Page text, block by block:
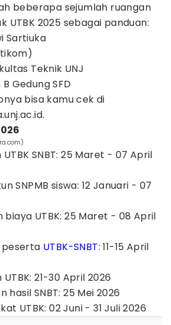
beberapa sejumlah ruangan
UTBK 2025 sebagai panduan:
Sartiuka
Teknik UNJ
Gedung SFD
bisa kamu cek di
SNBT: 25 Maret - 07 April
SNPMB siswa: 12 Januari - 07
biaya UTBK: 25 Maret - 08 April
peserta UTBK-SNBT: 11-15 April
21-30 April 2026
hasil SNBT: 25 Mei 2026
UTBK: 02 Juni - 31 Juli 2026